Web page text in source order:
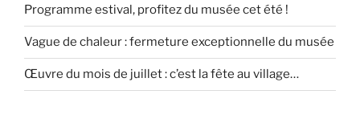
Programme estival, profitez du musée cet été !
Vague de chaleur : fermeture exceptionnelle du musée
Œuvre du mois de juillet : c’est la fête au village…